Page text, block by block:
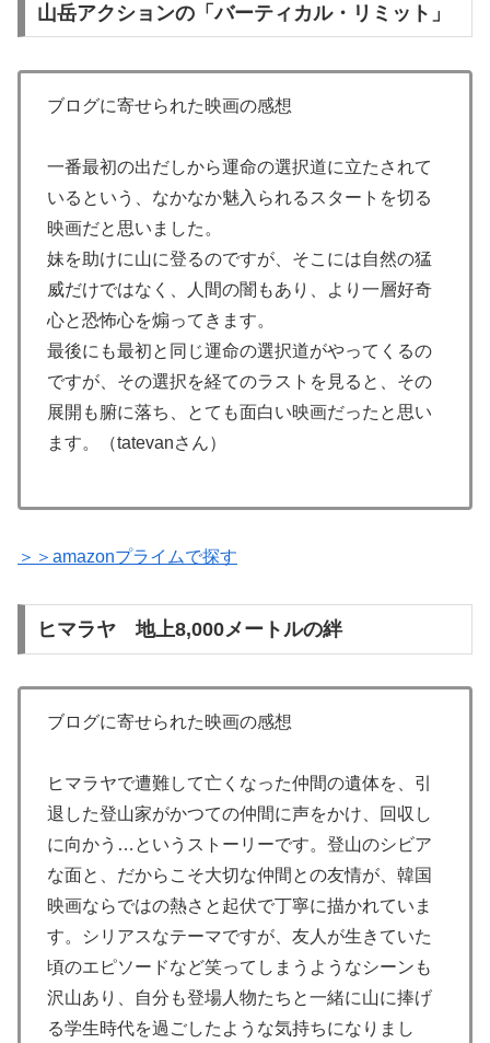
山岳アクションの「バーティカル・リミット」
ブログに寄せられた映画の感想
一番最初の出だしから運命の選択道に立たされて
いるという、なかなか魅入られるスタートを切る
映画だと思いました。
妹を助けに山に登るのですが、そこには自然の猛
威だけではなく、人間の闇もあり、より一層好奇
心と恐怖心を煽ってきます。
最後にも最初と同じ運命の選択道がやってくるの
ですが、その選択を経てのラストを見ると、その
展開も腑に落ち、とても面白い映画だったと思い
ます。（tatevanさん）
＞＞amazonプライムで探す
ヒマラヤ 地上8,000メートルの絆
ブログに寄せられた映画の感想
ヒマラヤで遭難して亡くなった仲間の遺体を、引
退した登山家がかつての仲間に声をかけ、回収し
に向かう…というストーリーです。登山のシビア
な面と、だからこそ大切な仲間との友情が、韓国
映画ならではの熱さと起伏で丁寧に描かれていま
す。シリアスなテーマですが、友人が生きていた
頃のエピソードなど笑ってしまうようなシーンも
沢山あり、自分も登場人物たちと一緒に山に捧げ
る学生時代を過ごしたような気持ちになりまし